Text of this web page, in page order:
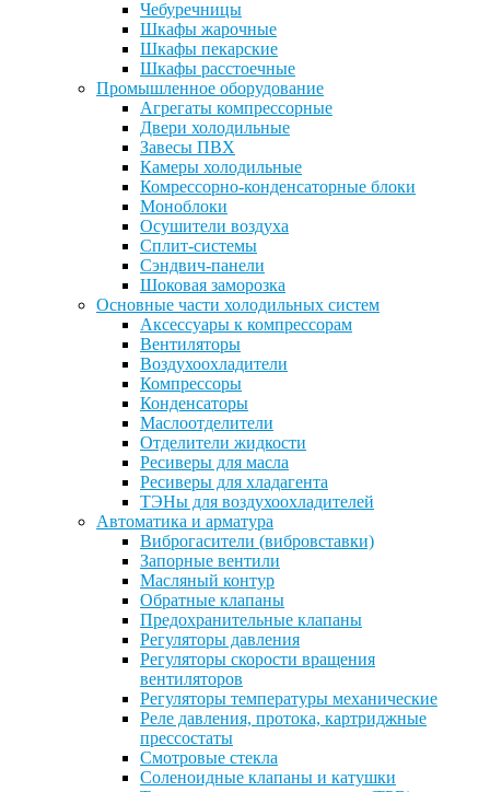
Чебуречницы
Шкафы жарочные
Шкафы пекарские
Шкафы расстоечные
Промышленное оборудование
Агрегаты компрессорные
Двери холодильные
Завесы ПВХ
Камеры холодильные
Комрессорно-конденсаторные блоки
Моноблоки
Осушители воздуха
Сплит-системы
Сэндвич-панели
Шоковая заморозка
Основные части холодильных систем
Аксессуары к компрессорам
Вентиляторы
Воздухоохладители
Компрессоры
Конденсаторы
Маслоотделители
Отделители жидкости
Ресиверы для масла
Ресиверы для хладагента
ТЭНы для воздухоохладителей
Автоматика и арматура
Виброгасители (вибровставки)
Запорные вентили
Масляный контур
Обратные клапаны
Предохранительные клапаны
Регуляторы давления
Регуляторы скорости вращения
вентиляторов
Регуляторы температуры механические
Реле давления, протока, картриджные
прессостаты
Смотровые стекла
Соленоидные клапаны и катушки